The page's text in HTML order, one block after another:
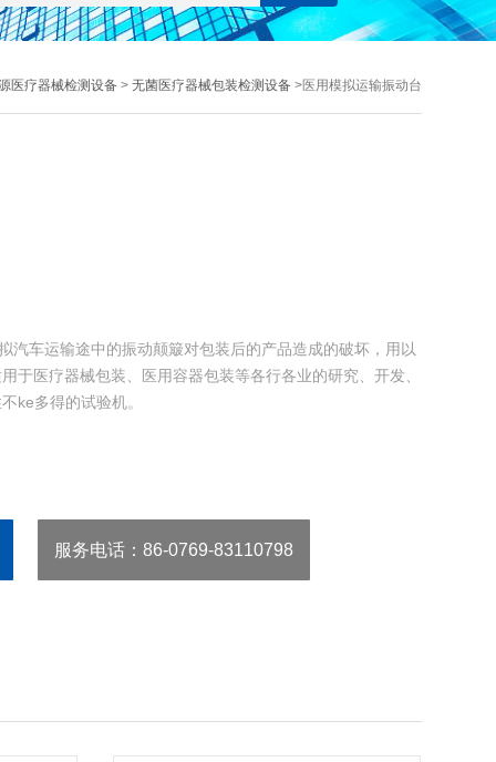
医疗器械检测设备> 无菌医疗器械包装检测设备>医用模拟运输振动台
汽车运输途中的振动颠簸对包装后的产品造成的破坏，用以
于医疗器械包装、医用容器包装等各行各业的研究、开发、
ke多得的试验机。
服务电话 ：86-0769-83110798